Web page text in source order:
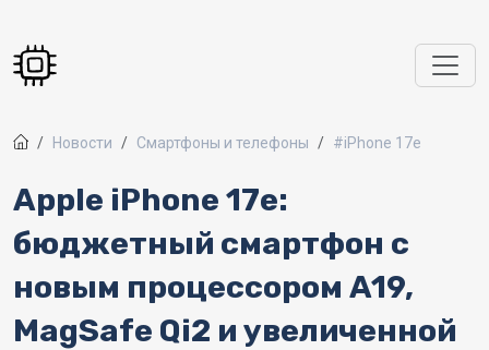
Новости Смартфоны и телефоны #iPhone 17e
Apple iPhone 17e:
бюджетный смартфон с
новым процессором A19,
MagSafe Qi2 и увеличенной